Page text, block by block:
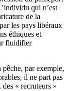
qui n’est
de la
les pays libéraux
éthiques et
fluidifier
par exemple,
il ne part pas
, des « recruteurs »